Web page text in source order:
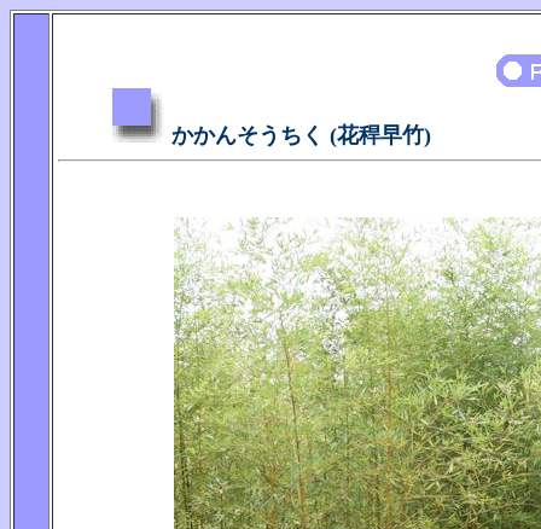
かかんそうちく (花稈早竹)